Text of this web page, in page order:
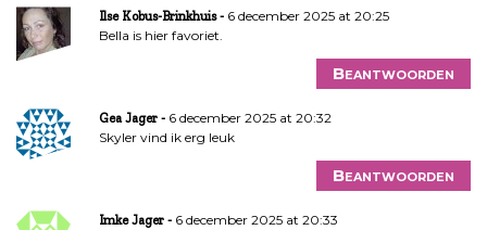
Ilse Kobus-Brinkhuis
6 december 2025 at 20:25
Bella is hier favoriet.
Beantwoorden
Gea Jager
6 december 2025 at 20:32
Skyler vind ik erg leuk
Beantwoorden
Imke Jager
6 december 2025 at 20:33